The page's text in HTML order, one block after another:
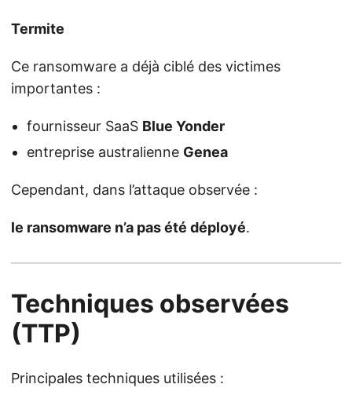
Termite
Ce ransomware a déjà ciblé des victimes
importantes :
fournisseur SaaS Blue Yonder
entreprise australienne Genea
Cependant, dans l’attaque observée :
le ransomware n’a pas été déployé.
Techniques observées
(TTP)
Principales techniques utilisées :